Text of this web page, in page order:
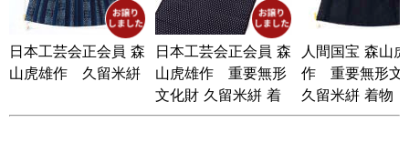
日本工芸会正会員 森
山虎雄作 久留米絣
日本工芸会正会員 森
山虎雄作 重要無形
文化財 久留米絣 着
尺 未仕立て品
人間国宝 森山
作 重要無形文
久留米絣 着物